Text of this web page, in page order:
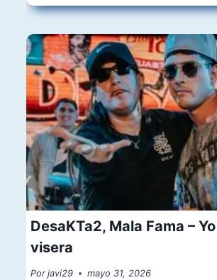
DesaKTa2, Mala Fama –
visera
Por javi29 mayo 31, 2026